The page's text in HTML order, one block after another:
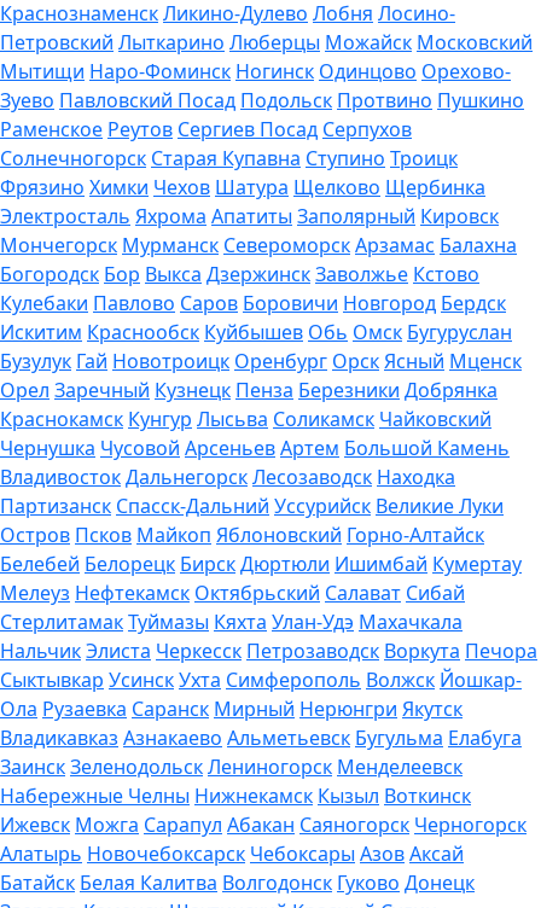
КраснознаменскЛикино-Дулево Лобня Лосино-
Петровский Лыткарино Люберцы Можайск Московский
Мытищи Наро-Фоминск Ногинск Одинцово Орехово-
Зуево Павловский Посад Подольск Протвино Пушкино
Раменское Реутов Сергиев Посад Серпухов
Солнечногорск Старая Купавна Ступино Троицк
Фрязино Химки Чехов Шатура Щелково Щербинка
Электросталь Яхрома Апатиты Заполярный Кировск
Мончегорск Мурманск СевероморскАрзамас Балахна
Богородск Бор Выкса ДзержинскЗаволжье Кстово
Кулебаки Павлово Саров Боровичи Новгород Бердск
Искитим Краснообск Куйбышев Обь Омск Бугуруслан
Бузулук Гай Новотроицк Оренбург ОрскЯсный Мценск
Орел Заречный Кузнецк Пенза Березники Добрянка
Краснокамск Кунгур Лысьва Соликамск Чайковский
Чернушка Чусовой АрсеньевАртем Большой Камень
ВладивостокДальнегорскЛесозаводск Находка
Партизанск Спасск-Дальний Уссурийск Великие Луки
Остров Псков Майкоп Яблоновский Горно-Алтайск
Белебей Белорецк БирскДюртюли Ишимбай Кумертау
Мелеуз Нефтекамск Октябрьский Салават Сибай
СтерлитамакТуймазы Кяхта Улан-Удэ Махачкала
НальчикЭлиста Черкесск Петрозаводск Воркута Печора
Сыктывкар УсинскУхта Симферополь Волжск Йошкар-
Ола Рузаевка Саранск Мирный Нерюнгри Якутск
Владикавказ Азнакаево Альметьевск Бугульма Елабуга
ЗаинскЗеленодольскЛениногорск Менделеевск
Набережные Челны Нижнекамск Кызыл Воткинск
Ижевск Можга Сарапул Абакан Саяногорск Черногорск
Алатырь Новочебоксарск Чебоксары АзовАксай
Батайск Белая Калитва Волгодонск Гуково Донецк